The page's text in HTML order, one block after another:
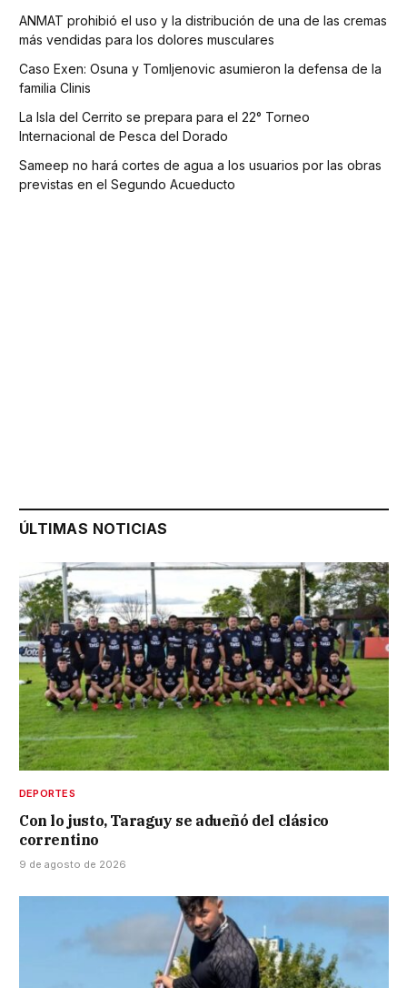
ANMAT prohibió el uso y la distribución de una de las cremas
más vendidas para los dolores musculares
Caso Exen: Osuna y Tomljenovic asumieron la defensa de la
familia Clinis
La Isla del Cerrito se prepara para el 22° Torneo
Internacional de Pesca del Dorado
Sameep no hará cortes de agua a los usuarios por las obras
previstas en el Segundo Acueducto
ÚLTIMAS NOTICIAS
DEPORTES
Con lo justo, Taraguy se adueñó del clásico
correntino
9 de agosto de 2026